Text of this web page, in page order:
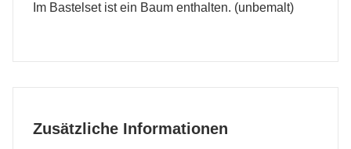
Im Bastelset ist ein Baum enthalten. (unbemalt)
Zusätzliche Informationen